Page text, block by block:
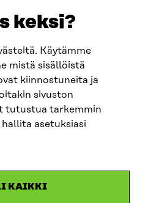
keksi?
Käytämme
mistä sisällöistä
kiinnostuneita ja
sivuston
tutustua tarkemmin
asetuksiasi
KAIKKI